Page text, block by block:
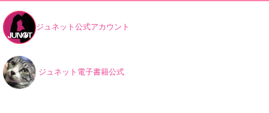
ジュネット公式アカウント
ジュネット電子書籍公式